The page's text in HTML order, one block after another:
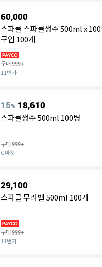
60,000
스파클 스파클생수 500ml x
구입 100개
구매999+
11번가
15% 18,610
스파클생수 500ml 100병
구매999+
G마켓
29,100
스파클 무라벨 500ml 100개
구매999+
11번가